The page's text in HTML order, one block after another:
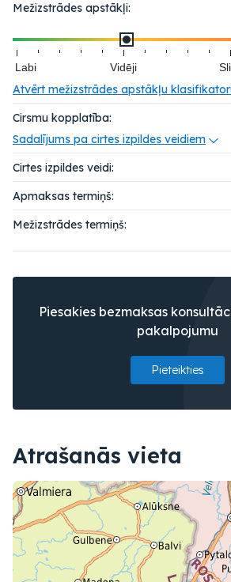
Mežizstrādes apstākļi:
Labi Vidēji
Atvērt mežizstrādes apstākļu
Cirsmu kopplatība:
Sadalījums pa cirtes izpildes veidiem
Cirtes izpildes veidi:
Apmaksas termiņš:
Mežizstrādes termiņš:
Piesakies bezmaksas
pakalpojumu
Pieteikties
Atrašanās vieta